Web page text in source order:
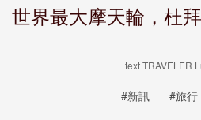
世界最大摩天輪，杜
text TRAVELER
#新訊 #旅行